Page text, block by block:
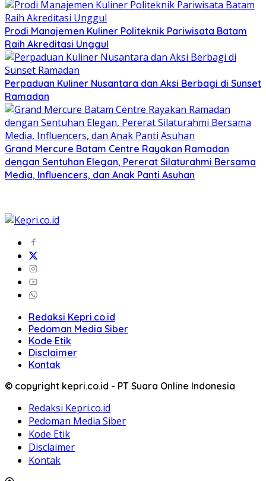
Prodi Manajemen Kuliner Politeknik Pariwisata Batam
Raih Akreditasi Unggul
Perpaduan Kuliner Nusantara dan Aksi Berbagi di Sunset
Ramadan
Grand Mercure Batam Centre Rayakan Ramadan
dengan Sentuhan Elegan, Pererat Silaturahmi Bersama
Media, Influencers, dan Anak Panti Asuhan
Redaksi Kepri.co.id
Pedoman Media Siber
Kode Etik
Disclaimer
Kontak
© copyright kepri.co.id - PT Suara Online Indonesia
Redaksi Kepri.co.id
Pedoman Media Siber
Kode Etik
Disclaimer
Kontak